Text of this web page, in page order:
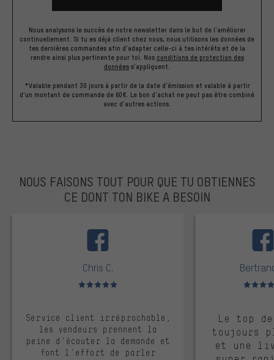
Nous analysons le succès de notre newsletter dans le but de l'améliorer
continuellement. Si tu es déjà client chez nous, nous utilisons les données de
tes dernières commandes afin d'adapter celle-ci à tes intérêts et de la
rendre ainsi plus pertinente pour toi. Nos conditions de protection des
données s'appliquent.
*Valable pendant 30 jours à partir de la date d'émission et valable à partir
d'un montant de commande de 60€. Le bon d'achat ne peut pas être combiné
avec d'autres actions.
NOUS FAISONS TOUT POUR QUE TU OBTIENNES
CE DONT TON BIKE A BESOIN
Chris C.
Note moyenne : 5 sur 5
Service client irréprochable,
les vendeurs prennent la
peine d'écouter la demande et
font l'effort de parler
Note
Le top
toujours
et une